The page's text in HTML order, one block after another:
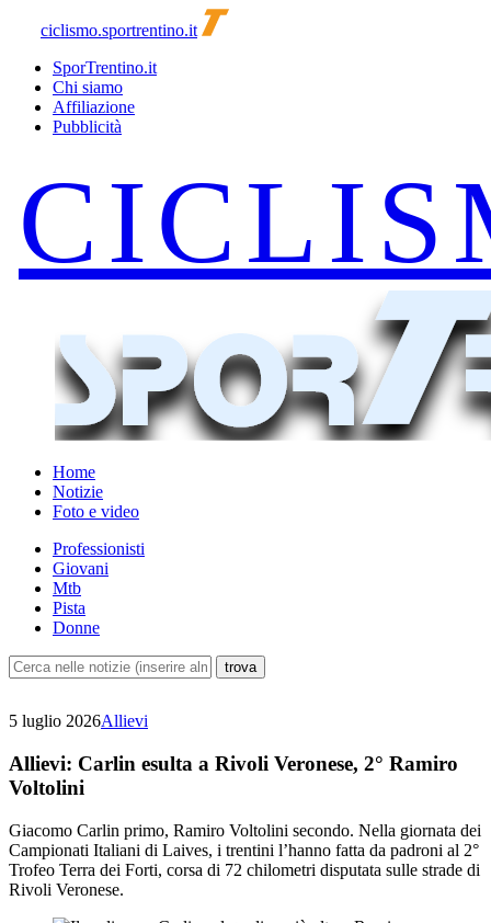
ciclismo.sportrentino.it
SporTrentino.it
Chi siamo
Affiliazione
Pubblicità
Home
Notizie
Foto e video
Professionisti
Giovani
Mtb
Pista
Donne
5 luglio 2026Allievi
Allievi: Carlin esulta a Rivoli Veronese, 2° Ramiro
Voltolini
Giacomo Carlin primo, Ramiro Voltolini secondo. Nella giornata dei
Campionati Italiani di Laives, i trentini l’hanno fatta da padroni al 2°
Trofeo Terra dei Forti, corsa di 72 chilometri disputata sulle strade di
Rivoli Veronese.